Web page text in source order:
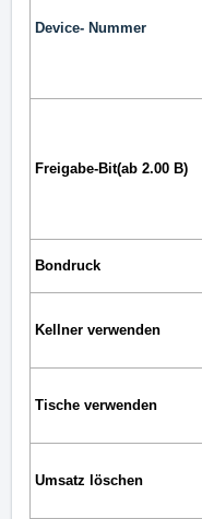
Device- Nummer
Freigabe-Bit(ab 2.00 B)
Bondruck
Kellner verwenden
Tische verwenden
Umsatz löschen